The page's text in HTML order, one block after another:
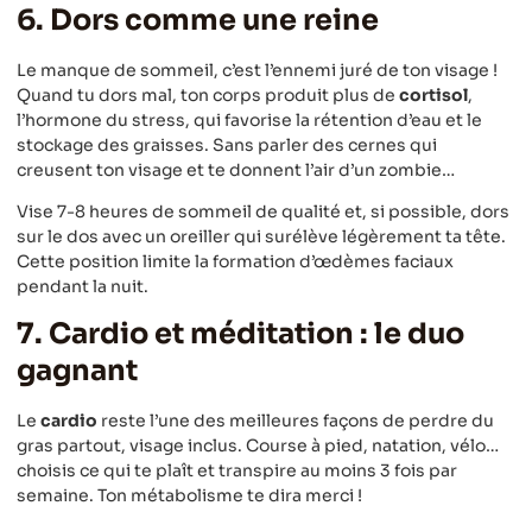
6. Dors comme une reine
Le manque de sommeil, c’est l’ennemi juré de ton visage !
Quand tu dors mal, ton corps produit plus de cortisol,
l’hormone du stress, qui favorise la rétention d’eau et le
stockage des graisses. Sans parler des cernes qui
creusent ton visage et te donnent l’air d’un zombie…
Vise 7-8 heures de sommeil de qualité et, si possible, dors
sur le dos avec un oreiller qui surélève légèrement ta tête.
Cette position limite la formation d’œdèmes faciaux
pendant la nuit.
7. Cardio et méditation : le duo
gagnant
Le cardio reste l’une des meilleures façons de perdre du
gras partout, visage inclus. Course à pied, natation, vélo…
choisis ce qui te plaît et transpire au moins 3 fois par
semaine. Ton métabolisme te dira merci !